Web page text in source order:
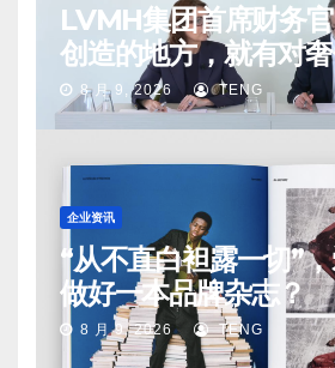
LVMH集团首席财务
创造的地方，就有对
需求
8 月 9, 2026 TENG
企业资讯
“从不直白袒露一切”
做好一本品牌杂志？
8 月 9, 2026 TENG